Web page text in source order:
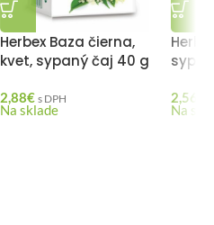
Herbex Baza čierna,
kvet, sypaný čaj 40 g
2,88€ s DPH
Na sklade
2,56
Na